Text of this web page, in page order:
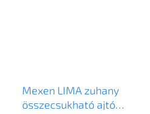
Mexen LIMA zuhany
összecsukható ajtó